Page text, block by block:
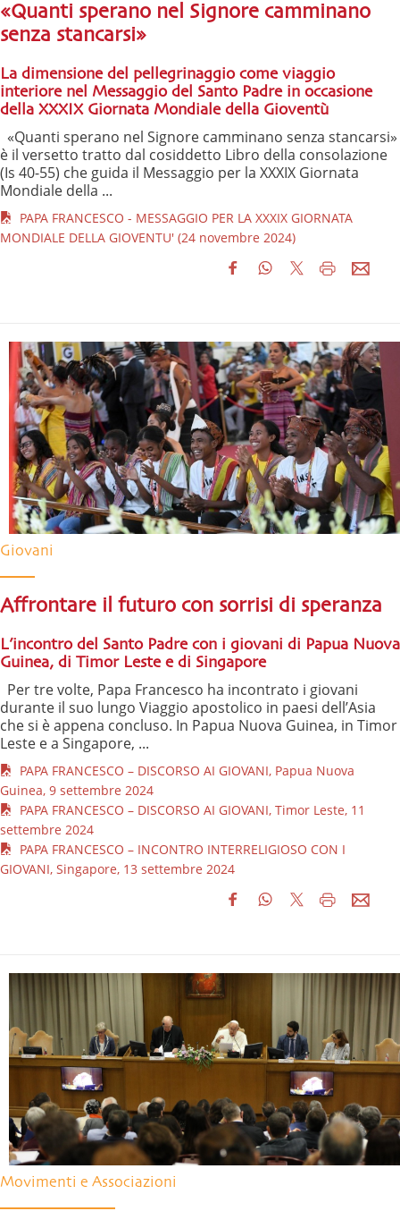
«Quanti sperano nel Signore camminano
senza stancarsi»
La dimensione del pellegrinaggio come viaggio
interiore nel Messaggio del Santo Padre in occasione
della XXXIX Giornata Mondiale della Gioventù
«Quanti sperano nel Signore camminano senza stancarsi»
è il versetto tratto dal cosiddetto Libro della consolazione
(Is 40-55) che guida il Messaggio per la XXXIX Giornata
Mondiale della ...
PAPA FRANCESCO - MESSAGGIO PER LA XXXIX GIORNATA
MONDIALE DELLA GIOVENTU' (24 novembre 2024)
Giovani
Affrontare il futuro con sorrisi di speranza
L’incontro del Santo Padre con i giovani di Papua Nuova
Guinea, di Timor Leste e di Singapore
Per tre volte, Papa Francesco ha incontrato i giovani
durante il suo lungo Viaggio apostolico in paesi dell’Asia
che si è appena concluso. In Papua Nuova Guinea, in Timor
Leste e a Singapore, ...
PAPA FRANCESCO – DISCORSO AI GIOVANI, Papua Nuova
Guinea, 9 settembre 2024
PAPA FRANCESCO – DISCORSO AI GIOVANI, Timor Leste, 11
settembre 2024
PAPA FRANCESCO – INCONTRO INTERRELIGIOSO CON I
GIOVANI, Singapore, 13 settembre 2024
Movimenti e Associazioni